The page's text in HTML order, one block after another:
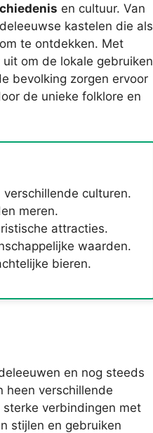
en cultuur. Van
kastelen die als
te ontdekken. Met
om de lokale gebruiken
bevolking zorgen ervoor
de unieke folklore en
culturen.
meren.
attracties.
waarden.
bieren.
en nog steeds
heen verschillende
verbindingen met
stijlen en gebruiken